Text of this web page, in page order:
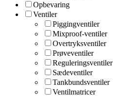
Opbevaring
Ventiler
Piggingventiler
Mixproof-ventiler
Overtryksventiler
Prøveventiler
Reguleringsventiler
Sædeventiler
Tankbundsventiler
Ventilmatricer